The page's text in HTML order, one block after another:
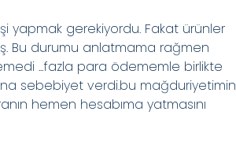
yapmak gerekiyordu. Fakat ürünler
Bu durumu anlatmama rağmen
...fazla para ödememle birlikte
sebebiyet verdi.bu mağduriyetimin
hemen hesabıma yatmasını